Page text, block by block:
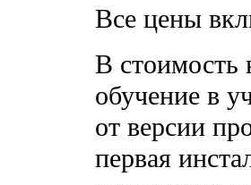
Все цены
В стоимость
обучение в
от версии
первая